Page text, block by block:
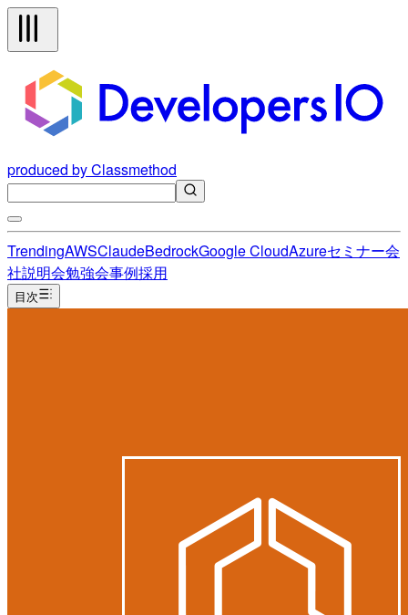
produced by Classmethod
TrendingAWSClaudeBedrockGoogle CloudAzureセミナー会
社説明会勉強会事例採用
目次